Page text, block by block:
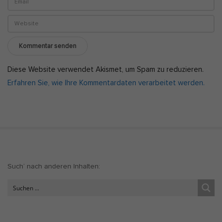
Diese Website verwendet Akismet, um Spam zu reduzieren.
Erfahren Sie, wie Ihre Kommentardaten verarbeitet werden.
Such‘ nach anderen Inhalten: